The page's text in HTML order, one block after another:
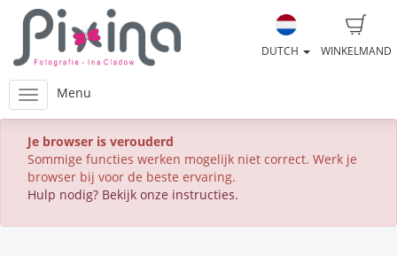
WINKELMAND
DUTCH
Menu
Je browser is verouderd
Sommige functies werken mogelijk niet correct. Werk je
browser bij voor de beste ervaring.
Hulp nodig? Bekijk onze instructies.